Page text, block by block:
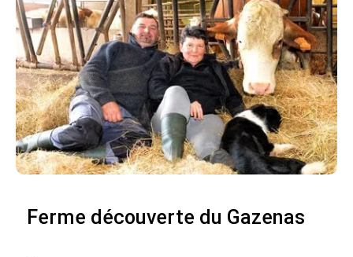
Ferme découverte du Gazenas